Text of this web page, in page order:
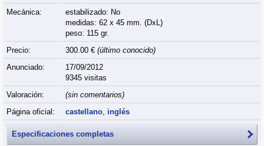
Mecánica:
estabilizado: No
medidas: 62 x 45 mm. (DxL)
peso: 115 gr.
Precio:
300.00 € (último conocido)
Anunciado:
17/09/2012
9345 visitas
Valoración:
(sin comentarios)
Página oficial:
castellano, inglés
Especificaciones completas